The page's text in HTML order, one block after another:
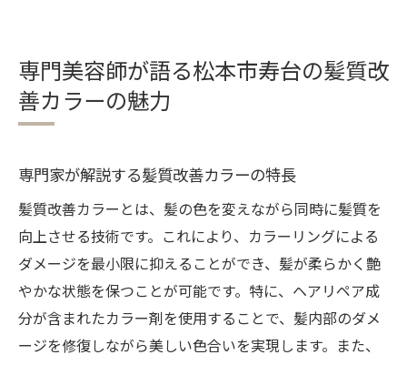
専門美容師が語る松本市寿台の髪質改
善カラーの魅力
専門家が解説する髪質改善カラーの特長
髪質改善カラーとは、髪の色を変えながら同時に髪質を
向上させる技術です。これにより、カラーリングによる
ダメージを最小限に抑えることができ、髪が柔らかく艶
やかな状態を保つことが可能です。特に、ヘアリペア成
分が含まれたカラー剤を使用することで、髪内部のダメ
ージを修復しながら美しい色合いを実現します。また、